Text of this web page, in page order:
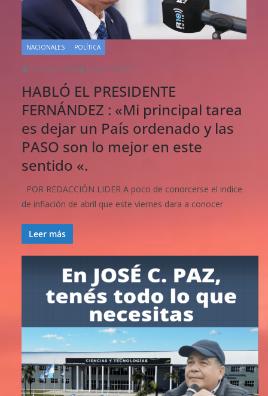
NACIONALES POLÍTICA
12 mayo, 2023 Sergio Stadius
HABLÓ EL PRESIDENTE
FERNÁNDEZ : «Mi principal tarea
es dejar un País ordenado y las
PASO son lo mejor en este
sentido «.
POR REDACCIÓN LIDER A poco de conorcerse el indice
de inflación de abril que este viernes dara a conocer
Leer más